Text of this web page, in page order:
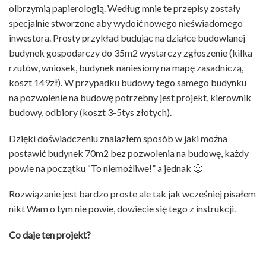
olbrzymią papierologią. Według mnie te przepisy zostały
specjalnie stworzone aby wydoić nowego nieświadomego
inwestora. Prosty przykład budując na działce budowlanej
budynek gospodarczy do 35m2 wystarczy zgłoszenie (kilka
rzutów, wniosek, budynek naniesiony na mapę zasadniczą,
koszt 149zł). W przypadku budowy tego samego budynku
na pozwolenie na budowę potrzebny jest projekt, kierownik
budowy, odbiory (koszt 3-5tys złotych).
Dzięki doświadczeniu znalazłem sposób w jaki można
postawić budynek 70m2 bez pozwolenia na budowę, każdy
powie na początku “To niemożliwe!” a jednak 🙂
Rozwiązanie jest bardzo proste ale tak jak wcześniej pisałem
nikt Wam o tym nie powie, dowiecie się tego z instrukcji.
Co daje ten projekt?